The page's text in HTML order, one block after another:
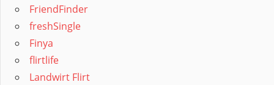
FriendFinder
freshSingle
Finya
flirtlife
Landwirt Flirt